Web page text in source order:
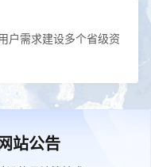
户需求建设多个省级资
站公告